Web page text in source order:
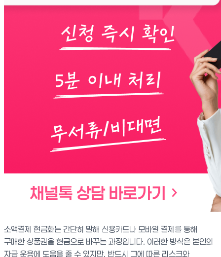
소액결제 현금화는 간단히 말해 신용카드나 모바일 결제를 통해
구매한 상품권을 현금으로 바꾸는 과정입니다. 이러한 방식은 본인의
자금 운용에 도움을 줄 수 있지만, 반드시 그에 따른 리스크와